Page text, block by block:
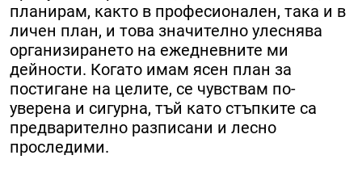
планирам, както в професионален, така и в
личен план, и това значително улеснява
организирането на ежедневните ми
дейности. Когато имам ясен план за
постигане на целите, се чувствам по-
уверена и сигурна, тъй като стъпките са
предварително разписани и лесно
проследими.